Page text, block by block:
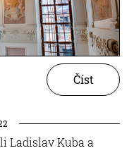
Číst
Ladislav Kuba a